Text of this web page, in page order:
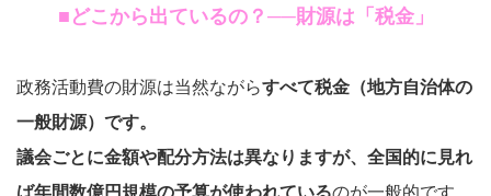
■どこから出ているの？──財源は「税金」
政務活動費の財源は当然ながらすべて税金（地方自治体の
一般財源）です。
議会ごとに金額や配分方法は異なりますが、全国的に見れ